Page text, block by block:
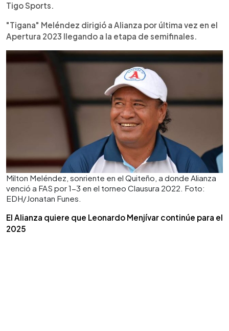
Tigo Sports.
"Tigana" Meléndez dirigió a Alianza por última vez en el
Apertura 2023 llegando a la etapa de semifinales.
Milton Meléndez, sonriente en el Quiteño, a donde Alianza
venció a FAS por 1-3 en el torneo Clausura 2022. Foto:
EDH/Jonatan Funes.
El Alianza quiere que Leonardo Menjívar continúe para el
2025